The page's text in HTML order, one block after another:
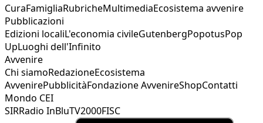
CuraFamigliaRubricheMultimediaEcosistema avvenire
Pubblicazioni
Edizioni localiL'economia civileGutenbergPopotusPop
UpLuoghi dell'Infinito
Avvenire
Chi siamoRedazioneEcosistema
AvvenirePubblicitàFondazione AvvenireShopContatti
Mondo CEI
SIRRadio InBluTV2000FISC